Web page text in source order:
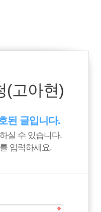
(고아현)
된 글입니다.
실 수 있습니다.
입력하세요.